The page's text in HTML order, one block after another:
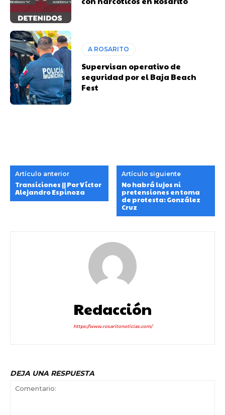
A ROSARITO
Supervisan operativo de
seguridad por el Baja Beach
Fest
Artículo anterior
Transiciones || Por Víctor
Alejandro Espinoza
Artículo siguiente
No habrá lujos ni
pretensiones en toma
de protesta: González
Cruz
Redacción
https://www.rosaritonoticias.com/
DEJA UNA RESPUESTA